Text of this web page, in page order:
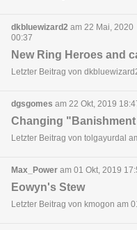
dkbluewizard2 am 22 Mai, 2020
00:37
New Ring Heroes and
Letzter Beitrag von
dgsgomes am 22 Okt, 2019
Changing
Letzter Beitrag von tolgayurdal
Max_Power am 01 Okt, 2019
Eowyn's Stew
Letzter Beitrag von kmogon am